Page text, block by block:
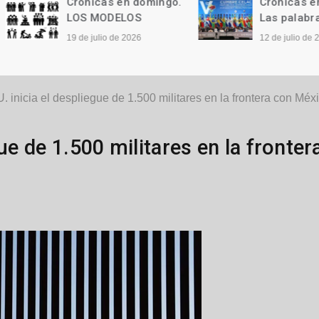
LOS MODELOS
19 de julio de 2026
Las palabras
12 de julio de 2026
inicia el despliegue de 1.500 militares en la frontera con
de 1.500 militares en la